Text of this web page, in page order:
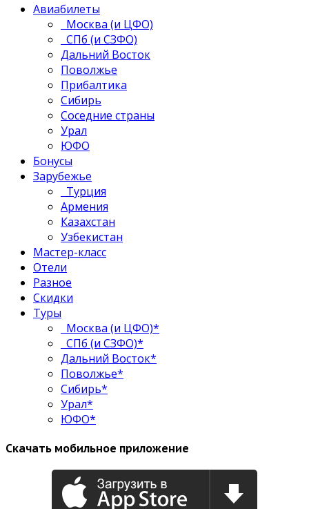
Авиабилеты
Москва (и ЦФО)
СПб (и СЗФО)
Дальний Восток
Поволжье
Прибалтика
Сибирь
Соседние страны
Урал
ЮФО
Бонусы
Зарубежье
Турция
Армения
Казахстан
Узбекистан
Мастер-класс
Отели
Разное
Скидки
Туры
Москва (и ЦФО)*
СПб (и СЗФО)*
Дальний Восток*
Поволжье*
Сибирь*
Урал*
ЮФО*
Скачать мобильное приложение